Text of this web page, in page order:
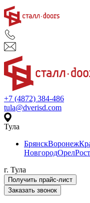
+7 (4872) 384-486
tula@dverisd.com
Тула
БрянскВоронеж
НовгородОрел
г. Тула
Получить прайс-лист
Заказать звонок